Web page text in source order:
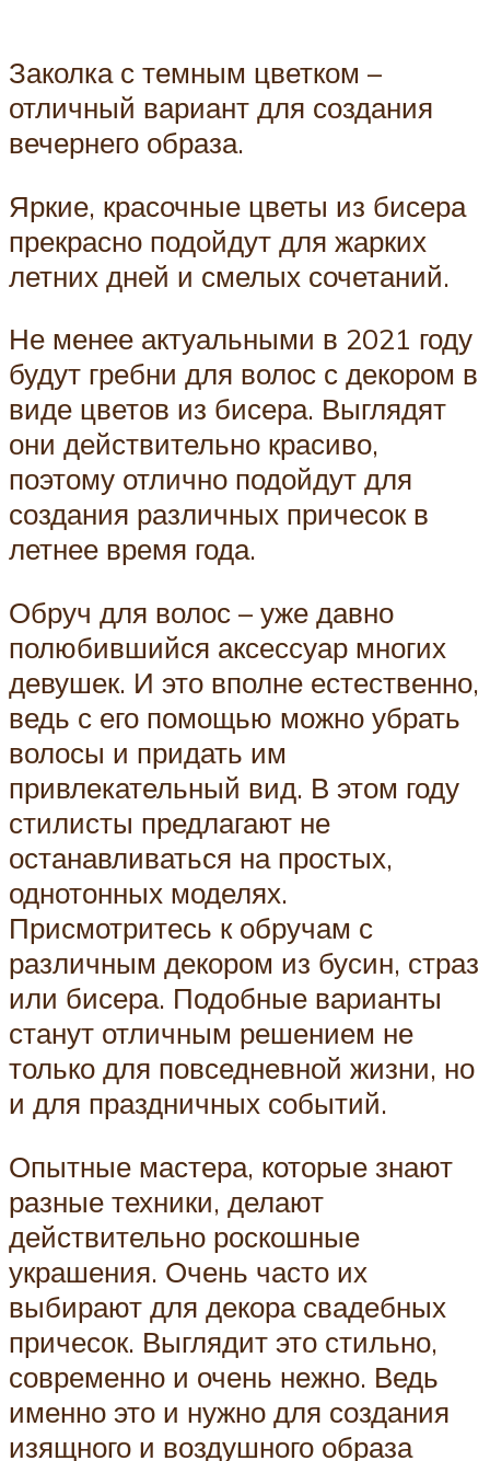
Заколка с темным цветком –
отличный вариант для создания
вечернего образа.
Яркие, красочные цветы из бисера
прекрасно подойдут для жарких
летних дней и смелых сочетаний.
Не менее актуальными в 2021 году
будут гребни для волос с декором в
виде цветов из бисера. Выглядят
они действительно красиво,
поэтому отлично подойдут для
создания различных причесок в
летнее время года.
Обруч для волос – уже давно
полюбившийся аксессуар многих
девушек. И это вполне естественно,
ведь с его помощью можно убрать
волосы и придать им
привлекательный вид. В этом году
стилисты предлагают не
останавливаться на простых,
однотонных моделях.
Присмотритесь к обручам с
различным декором из бусин, страз
или бисера. Подобные варианты
станут отличным решением не
только для повседневной жизни, но
и для праздничных событий.
Опытные мастера, которые знают
разные техники, делают
действительно роскошные
украшения. Очень часто их
выбирают для декора свадебных
причесок. Выглядит это стильно,
современно и очень нежно. Ведь
именно это и нужно для создания
изящного и воздушного образа